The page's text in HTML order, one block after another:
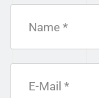
Name *
E-Mail *